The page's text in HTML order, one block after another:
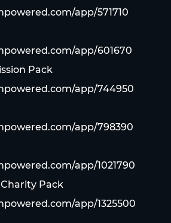
app/571710
app/601670
Pack
app/744950
app/798390
app/1021790
Pack
app/1325500